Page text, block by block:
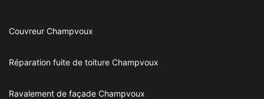
Couvreur Champvoux
Réparation fuite de toiture Champvoux
Ravalement de façade Champvoux